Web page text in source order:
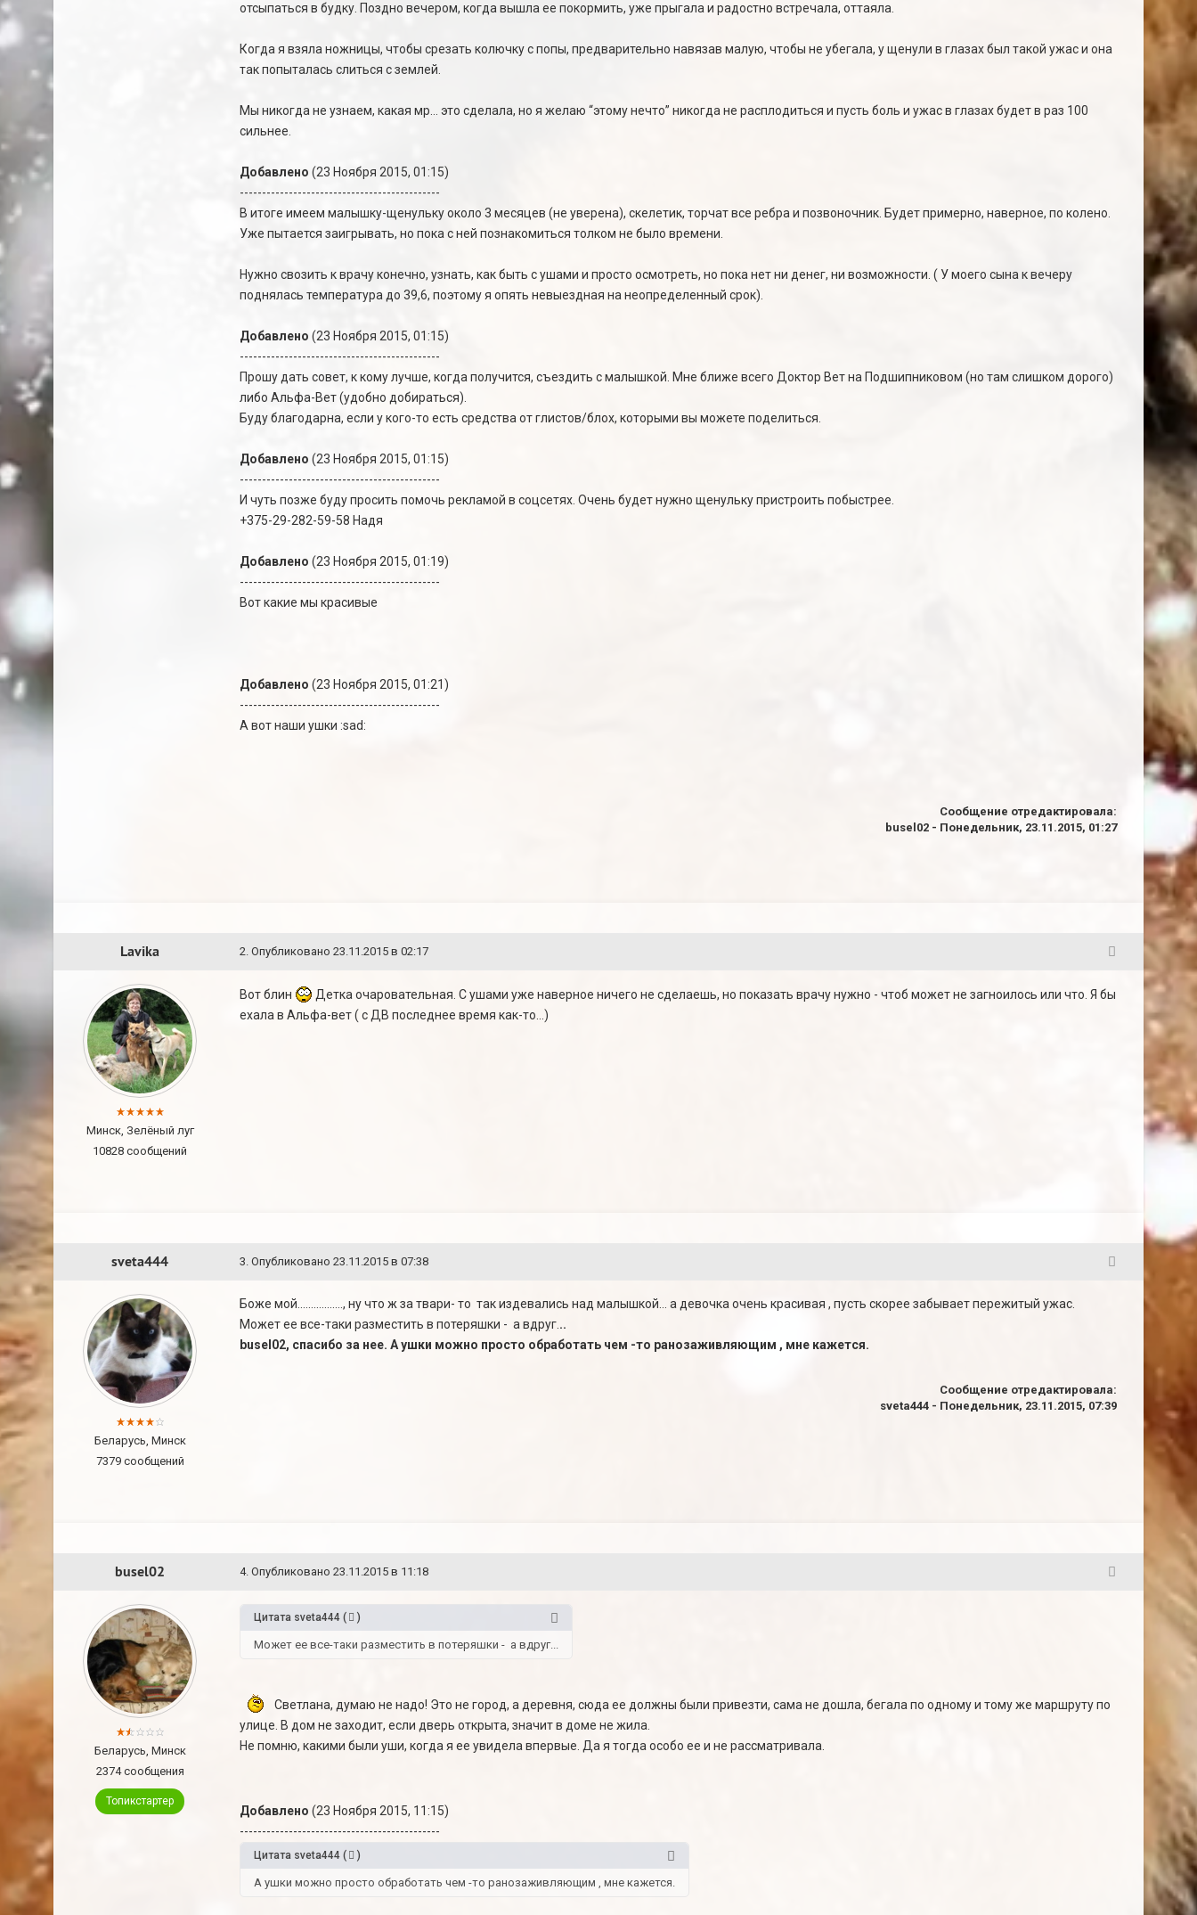
отсыпаться в будку. Поздно вечером, когда вышла ее покормить, уже прыгала и радостно встречала, оттаяла.
Когда я взяла ножницы, чтобы срезать колючку с попы, предварительно навязав малую, чтобы не убегала, у щенули в глазах был такой ужас и она
так попыталась слиться с землей.
Мы никогда не узнаем, какая мр… это сделала, но я желаю “этому нечто” никогда не расплодиться и пусть боль и ужас в глазах будет в раз 100
сильнее.
Добавлено (23 Ноября 2015, 01:15)
---------------------------------------------
В итоге имеем малышку-щенульку около 3 месяцев (не уверена), скелетик, торчат все ребра и позвоночник. Будет примерно, наверное, по колено.
Уже пытается заигрывать, но пока с ней познакомиться толком не было времени.
Нужно свозить к врачу конечно, узнать, как быть с ушами и просто осмотреть, но пока нет ни денег, ни возможности. ( У моего сына к вечеру
поднялась температура до 39,6, поэтому я опять невыездная на неопределенный срок).
Добавлено (23 Ноября 2015, 01:15)
---------------------------------------------
Прошу дать совет, к кому лучше, когда получится, съездить с малышкой. Мне ближе всего Доктор Вет на Подшипниковом (но там слишком дорого)
либо Альфа-Вет (удобно добираться).
Буду благодарна, если у кого-то есть средства от глистов/блох, которыми вы можете поделиться.
Добавлено (23 Ноября 2015, 01:15)
---------------------------------------------
И чуть позже буду просить помочь рекламой в соцсетях. Очень будет нужно щенульку пристроить побыстрее.
+375-29-282-59-58 Надя
Добавлено (23 Ноября 2015, 01:19)
---------------------------------------------
Вот какие мы красивые
Добавлено (23 Ноября 2015, 01:21)
---------------------------------------------
А вот наши ушки :sad:
Сообщение отредактировала:
busel02 - Понедельник, 23.11.2015, 01:27
Lavika 2. Опубликовано 23.11.2015 в 02:17
Минск, Зелёный луг
10828 сообщений
Вот блин
Детка очаровательная. С ушами уже наверное ничего не сделаешь, но показать врачу нужно - чтоб может не загноилось или что. Я бы
ехала в Альфа-вет ( с ДВ последнее время как-то...)
sveta444 3. Опубликовано 23.11.2015 в 07:38
Беларусь, Минск
7379 сообщений
Боже мой................., ну что ж за твари- то так издевались над малышкой... а девочка очень красивая , пусть скорее забывает пережитый ужас.
Может ее все-таки разместить в потеряшки - а вдруг. ..
busel02, спасибо за нее. А ушки можно просто обработать чем -то ранозаживляющим , мне кажется.
Сообщение отредактировала:
sveta444 - Понедельник, 23.11.2015, 07:39
busel02 4. Опубликовано 23.11.2015 в 11:18
Беларусь, Минск
2374 сообщения
Топикстартер
Цитата sveta444 ( )
Может ее все-таки разместить в потеряшки - а вдруг...
Светлана, думаю не надо! Это не город, а деревня, сюда ее должны были привезти, сама не дошла, бегала по одному и тому же маршруту по
улице. В дом не заходит, если дверь открыта, значит в доме не жила.
Не помню, какими были уши, когда я ее увидела впервые. Да я тогда особо ее и не рассматривала.
Добавлено (23 Ноября 2015, 11:15)
---------------------------------------------
Цитата sveta444 ( )
А ушки можно просто обработать чем -то ранозаживляющим , мне кажется.